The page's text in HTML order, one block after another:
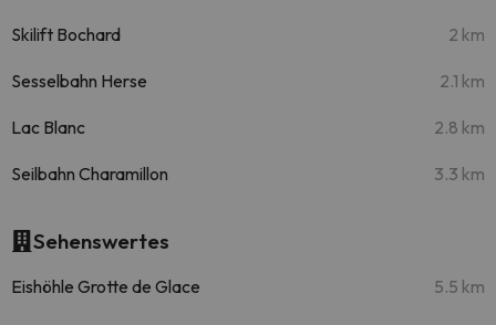
Skilift Bochard 2 km
Sesselbahn Herse 2.1 km
Lac Blanc 2.8 km
Seilbahn Charamillon 3.3 km
Sehenswertes
Eishöhle Grotte de Glace 5.5 km